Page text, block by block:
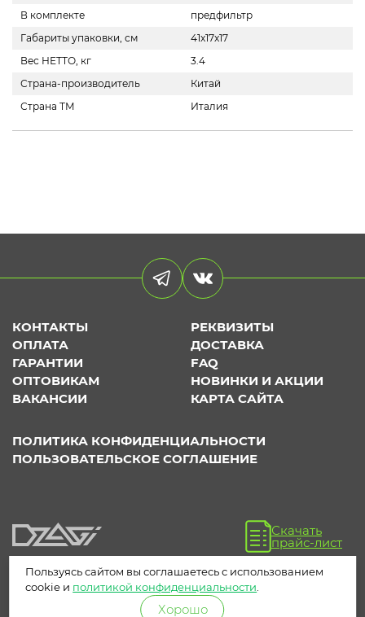
В комплекте
предфильтр
Габариты упаковки, см
41x17x17
Вес НЕТТО, кг
3.4
Страна-производитель
Китай
Страна ТМ
Италия
КОНТАКТЫ
РЕКВИЗИТЫ
ОПЛАТА
ДОСТАВКА
ГАРАНТИИ
FAQ
ОПТОВИКАМ
НОВИНКИ И АКЦИИ
ВАКАНСИИ
КАРТА САЙТА
ПОЛИТИКА КОНФИДЕНЦИАЛЬНОСТИ
ПОЛЬЗОВАТЕЛЬСКОЕ СОГЛАШЕНИЕ
Скачать
прайс-лист
Пользуясь сайтом вы соглашаетесь с использованием
cookie и политикой конфиденциальности
Хорошо